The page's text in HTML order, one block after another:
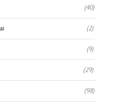
(40)
(2)
(9)
(29)
(98)